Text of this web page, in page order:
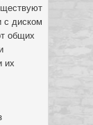
с диском
общих
их